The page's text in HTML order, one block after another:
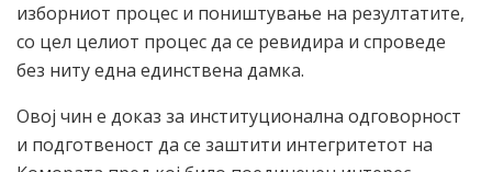
изборниот процес и поништување на резултатите,
со цел целиот процес да се ревидира и спроведе
без ниту една единствена дамка.
Овој чин е доказ за институционална одговорност
и подготвеност да се заштити интегритетот на